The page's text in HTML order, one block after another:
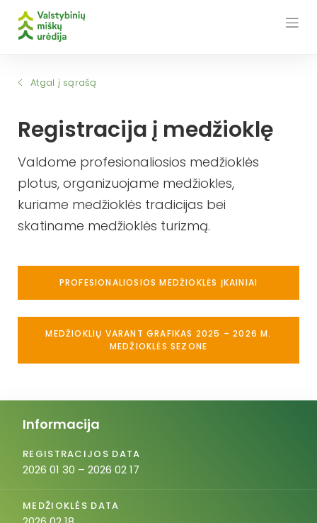
Atgal į sąrašą
Registracija į medžioklę
Valdome profesionaliosios medžioklės
plotus, organizuojame medžiokles,
kuriame medžioklės tradicijas bei
skatiname medžioklės turizmą.
PROFESIONALIOSIOS MEDŽIOKLĖS ĮKAINIAI
MEDŽIOKLIŲ VARANT GRAFIKAS 2025 – 2026 M.
MEDŽIOKLĖS SEZONE
Informacija
REGISTRACIJOS DATA
2026 01 30 – 2026 02 17
MEDŽIOKLĖS DATA